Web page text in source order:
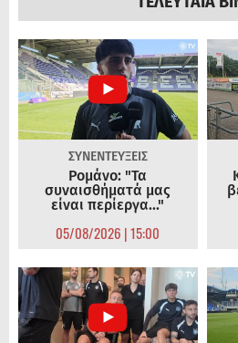
ΣΥΝΕΝΤΕΥΞΕΙΣ
Ρομάνο: "Τα
συναισθήματά μας
είναι περίεργα..."
05/08/2026 | 15:00